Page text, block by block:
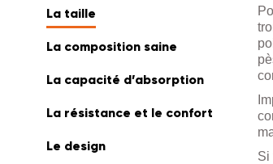
La taille
La composition saine
La capacité d’absorption
La résistance et le confort
Le design
Si